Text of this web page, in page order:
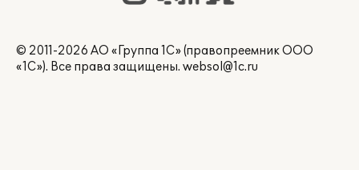
© 2011-2026 АО «Группа 1С» (правопреемник ООО
«1С»). Все права защищены. websol@1c.ru